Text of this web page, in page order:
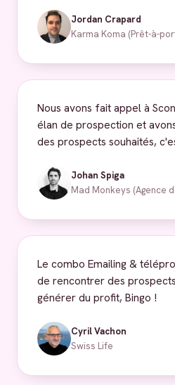
Jordan Crapard
Karma Koma (Prêt-à-
Nous avons fait appel à
élan de prospection et
des prospects souhaités,
Johan Spiga
Mad Monkeys (Agence
Le combo Emailing &
de rencontrer des
générer du profit, Bingo !
Cyril Vachon
Swiss Life